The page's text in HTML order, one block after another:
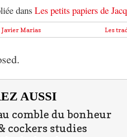
dans Les petits papiers de
Les
Javier Marias
AUSSI
comble du bonheur
cockers studies